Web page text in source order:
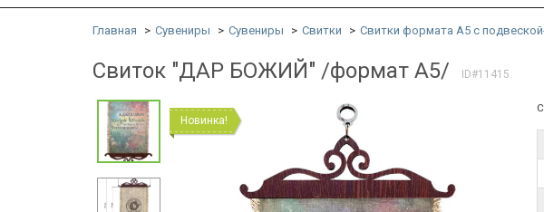
Главная Сувениры Сувениры Свитки Свитки формата А5 с
Свиток "ДАР БОЖИЙ" /формат А5/ ID#11415
Новинка!